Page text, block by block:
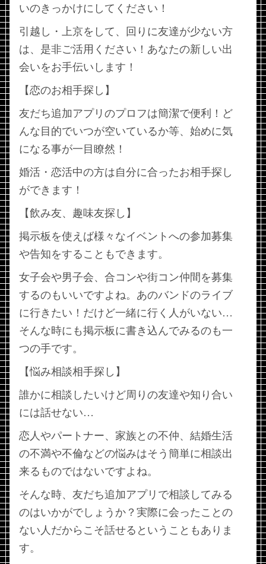
いのきっかけにしてください！
引越し・上京をして、回りに友達が少ない方
は、是非ご活用ください！あなたの新しい出
会いをお手伝いします！
【恋のお相手探し】
友だち追加アプリのプロフは簡潔で便利！ど
んな目的でいつが空いているか等、始めに気
になる事が一目瞭然！
婚活・恋活中の方は自分に合ったお相手探し
ができます！
【飲み友、趣味友探し】
掲示板を使えば様々なイベントへの参加募集
や告知をすることもできます。
女子会や男子会、合コンや街コン仲間を募集
するのもいいですよね。あのバンドのライブ
に行きたい！だけど一緒に行く人がいない…
そんな時にも掲示板に書き込んでみるのも一
つの手です。
【悩み相談相手探し】
誰かに相談したいけど周りの友達や知り合い
には話せない…
恋人やパートナー、家族との不仲、結婚生活
の不満や不倫などの悩みはそう簡単に相談出
来るものではないですよね。
そんな時、友だち追加アプリで相談してみる
のはいかがでしょうか？実際に会ったことの
ない人だからこそ話せるということもありま
す。